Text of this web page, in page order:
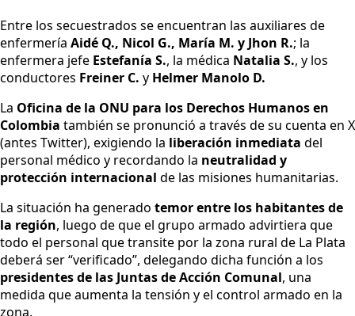
Entre los secuestrados se encuentran las auxiliares de
enfermería Aidé Q., Nicol G., María M. y Jhon R.; la
enfermera jefe Estefanía S., la médica Natalia S., y los
conductores Freiner C. y Helmer Manolo D.
La Oficina de la ONU para los Derechos Humanos en
Colombia también se pronunció a través de su cuenta en X
(antes Twitter), exigiendo la liberación inmediata del
personal médico y recordando la neutralidad y
protección internacional de las misiones humanitarias.
La situación ha generado temor entre los habitantes de
la región, luego de que el grupo armado advirtiera que
todo el personal que transite por la zona rural de La Plata
deberá ser “verificado”, delegando dicha función a los
presidentes de las Juntas de Acción Comunal, una
medida que aumenta la tensión y el control armado en la
zona.